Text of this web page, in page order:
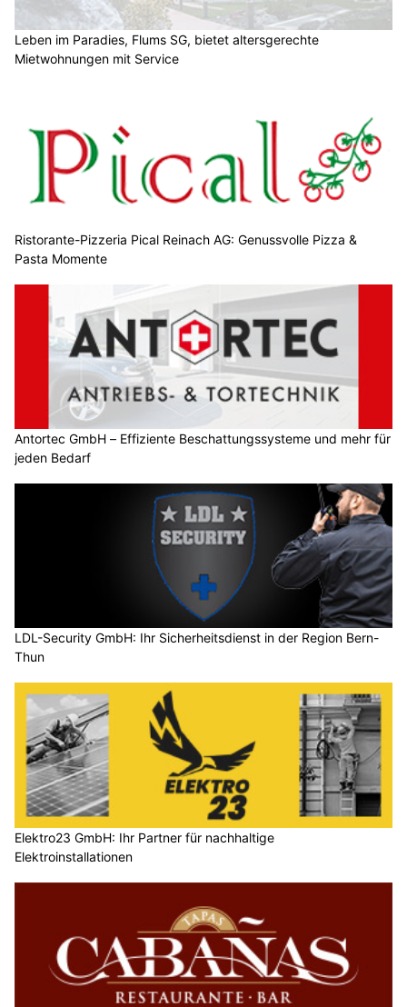
Leben im Paradies, Flums SG, bietet altersgerechte
Mietwohnungen mit Service
Ristorante-Pizzeria Pical Reinach AG: Genussvolle Pizza &
Pasta Momente
Antortec GmbH – Effiziente Beschattungssysteme und mehr für
jeden Bedarf
LDL-Security GmbH: Ihr Sicherheitsdienst in der Region Bern-
Thun
Elektro23 GmbH: Ihr Partner für nachhaltige
Elektroinstallationen